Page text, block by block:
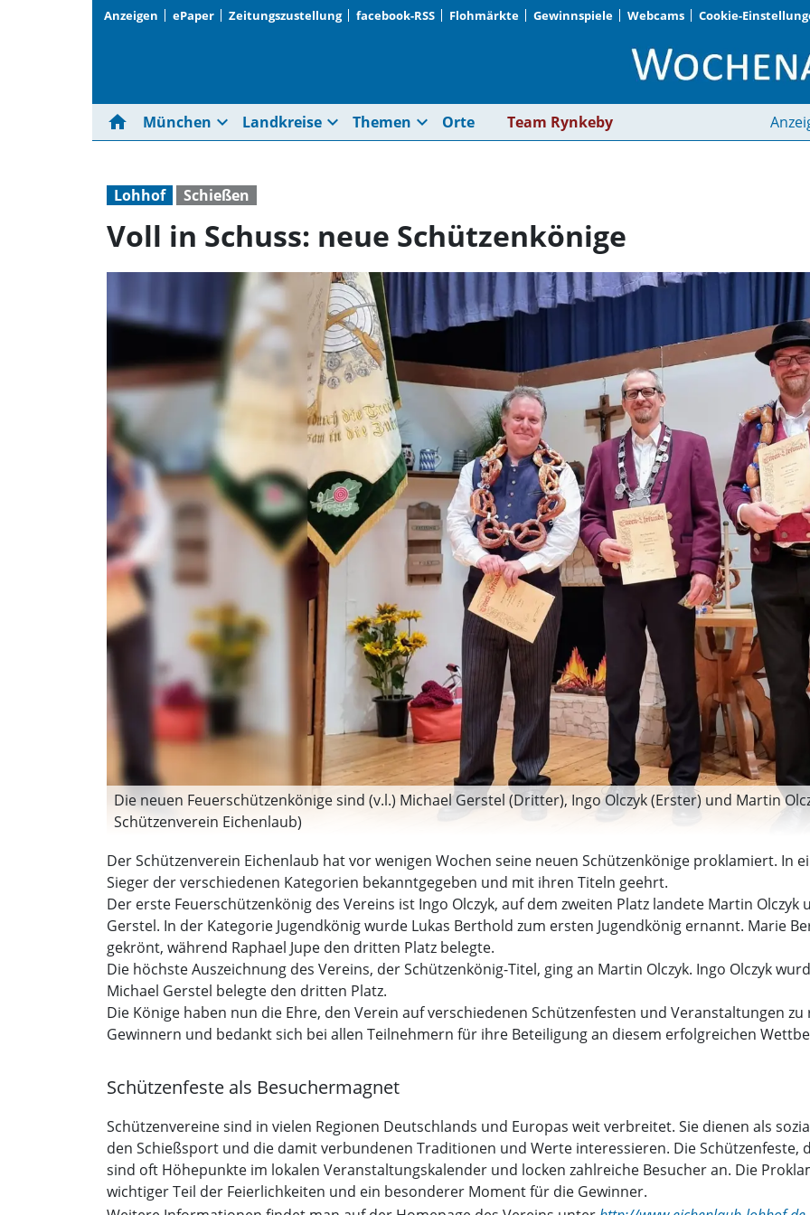
Anzeigen ePaper Zeitungszustellung facebook-RSS Flohmärkte Gewinnspiele Webcams Cookie-
Voll in Schuss: neue
home München expand_more Landkreise expand_more Themen expand_more Orte Team Rynkeby
Lohhof Schießen
Voll in Schuss: neue Schützenkönige
Die neuen Feuerschützenkönige sind (v.l.) Michael Gerstel (Dritter), Ingo Olczyk (Erster) und Martin
Schützenverein Eichenlaub)
Der Schützenverein Eichenlaub hat vor wenigen Wochen seine neuen Schützenkönige proklamiert. In
Sieger der verschiedenen Kategorien bekanntgegeben und mit ihren Titeln geehrt.
Der erste Feuerschützenkönig des Vereins ist Ingo Olczyk, auf dem zweiten Platz landete Martin
Gerstel. In der Kategorie Jugendkönig wurde Lukas Berthold zum ersten Jugendkönig ernannt. Marie
gekrönt, während Raphael Jupe den dritten Platz belegte.
Die höchste Auszeichnung des Vereins, der Schützenkönig-Titel, ging an Martin Olczyk. Ingo Olczyk
Michael Gerstel belegte den dritten Platz.
Die Könige haben nun die Ehre, den Verein auf verschiedenen Schützenfesten und Veranstaltungen
Gewinnern und bedankt sich bei allen Teilnehmern für ihre Beteiligung an diesem erfolgreichen
Schützenfeste als Besuchermagnet
Schützenvereine sind in vielen Regionen Deutschlands und Europas weit verbreitet. Sie dienen als
den Schießsport und die damit verbundenen Traditionen und Werte interessieren. Die Schützenfeste,
sind oft Höhepunkte im lokalen Veranstaltungskalender und locken zahlreiche Besucher an. Die
wichtiger Teil der Feierlichkeiten und ein besonderer Moment für die Gewinner.